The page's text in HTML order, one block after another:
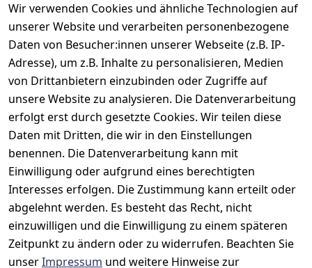
Wir verwenden Cookies und ähnliche Technologien auf
unserer Website und verarbeiten personenbezogene
Daten von Besucher:innen unserer Webseite (z.B. IP-
Adresse), um z.B. Inhalte zu personalisieren, Medien
von Drittanbietern einzubinden oder Zugriffe auf
unsere Website zu analysieren. Die Datenverarbeitung
erfolgt erst durch gesetzte Cookies. Wir teilen diese
Daten mit Dritten, die wir in den Einstellungen
benennen. Die Datenverarbeitung kann mit
Einwilligung oder aufgrund eines berechtigten
Interesses erfolgen. Die Zustimmung kann erteilt oder
abgelehnt werden. Es besteht das Recht, nicht
einzuwilligen und die Einwilligung zu einem späteren
Zeitpunkt zu ändern oder zu widerrufen. Beachten Sie
unserImpressum und weitere Hinweise zur
Rechtliches
AGB
Datenschutze
Barrierefreihe
itserklärung
Widerrufsbele
hrung
Retoureninfo
Kontakt
Prilux Print
Solutions
Wilhem-
Leuschner-Str.
19
D-63322
Rödermark
Tel.: 06074
Email:
Support
Hersteller
Druckqualität
Wartungskit
Roller-
Diagramm
Ersatzteile
aus eigenen
Lagerbestand
Zahlung
und
Versand
Versandpausc